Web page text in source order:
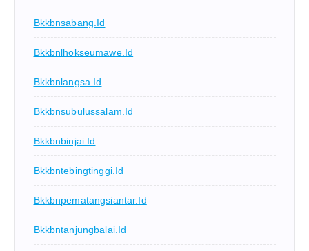
Bkkbnsabang.id
Bkkbnlhokseumawe.id
Bkkbnlangsa.id
Bkkbnsubulussalam.id
Bkkbnbinjai.id
Bkkbntebingtinggi.id
Bkkbnpematangsiantar.id
Bkkbntanjungbalai.id